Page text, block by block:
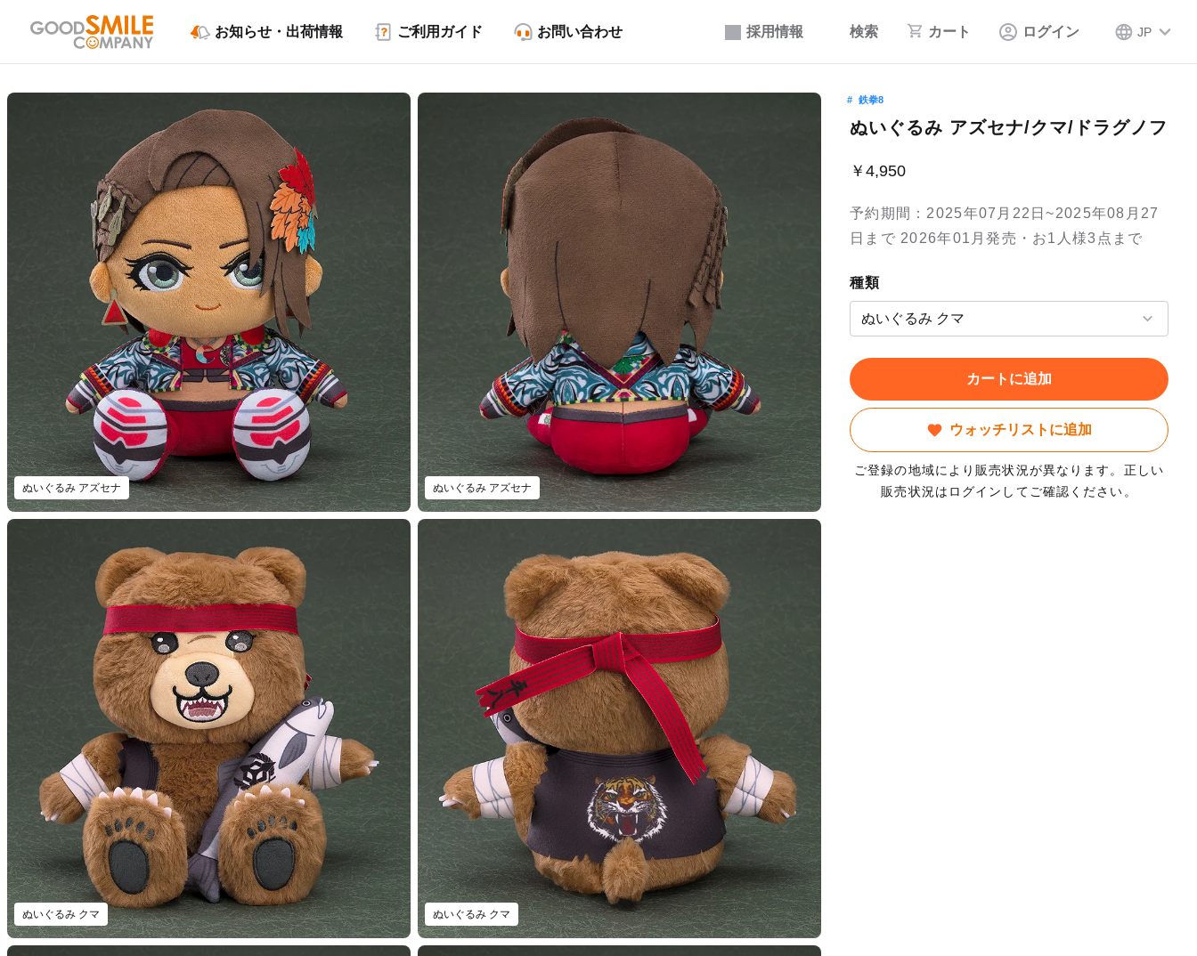
採用情報 検索 カート ログイン JP
お知らせ・出荷情報 ご利用ガイド お問い合わせ
ぬいぐるみ アズセナ ぬいぐるみ アズセナ
ぬいぐるみ クマ ぬいぐるみ クマ
鉄拳8
ぬいぐるみ アズセナ/クマ/ドラグノフ
￥4,950
予約期間：2025年07月22日~2025年08月27
日まで 2026年01月発売・お1人様3点まで
種類
カートに追加
ウォッチリストに追加
ご登録の地域により販売状況が異なります。正しい
販売状況はログインしてご確認ください。